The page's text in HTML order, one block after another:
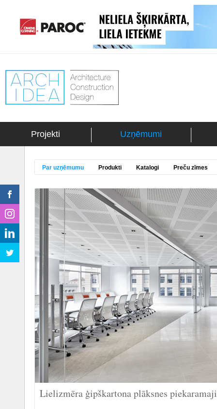
Projekti Uzņēmumi
Par uzņēmumu Produkti Katalogi Preču zīmes
Lielizmēra ģipškartona plāksnes